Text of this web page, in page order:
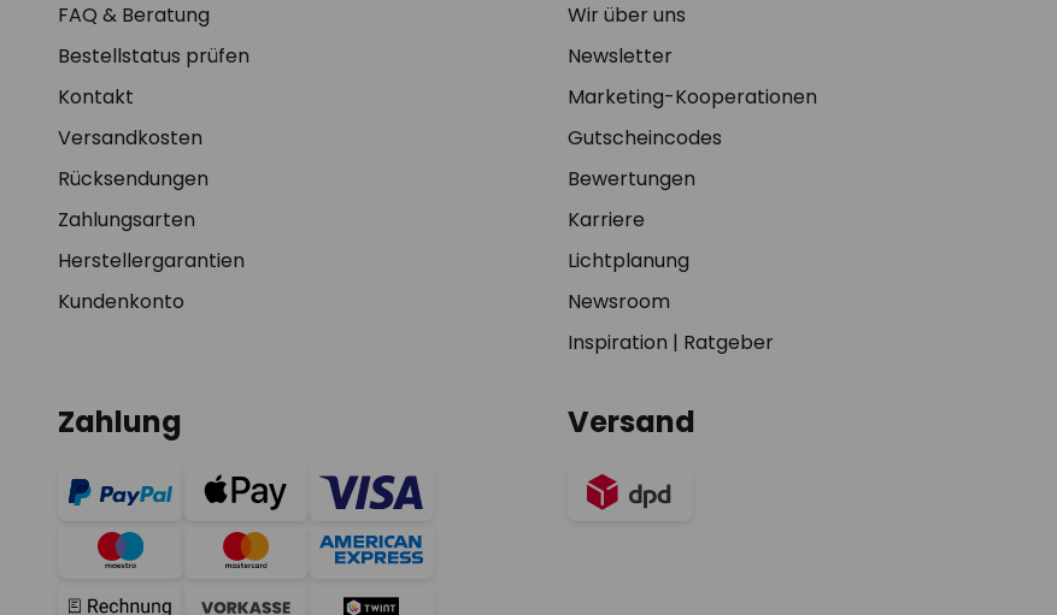
FAQ & Beratung
Bestellstatus prüfen
Kontakt
Versandkosten
Rücksendungen
Zahlungsarten
Herstellergarantien
Kundenkonto
Wir über uns
Newsletter
Marketing-Kooperationen
Gutscheincodes
Bewertungen
Karriere
Lichtplanung
Newsroom
Inspiration | Ratgeber
Zahlung Versand